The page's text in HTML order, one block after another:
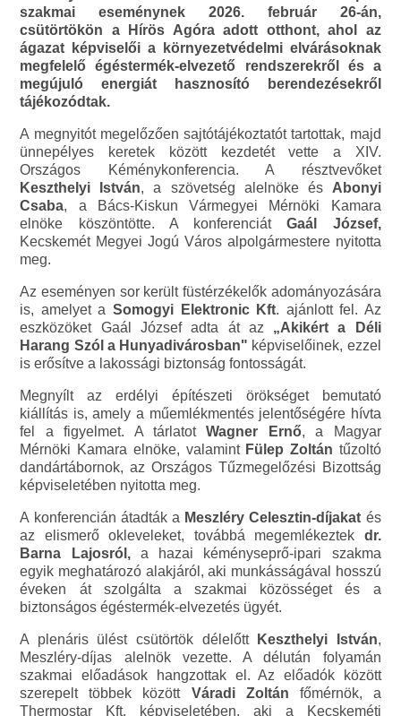
szakmai eseménynek 2026. február 26-án,
csütörtökön a Hírös Agóra adott otthont, ahol az
ágazat képviselői a környezetvédelmi elvárásoknak
megfelelő égéstermék-elvezető rendszerekről és a
megújuló energiát hasznosító berendezésekről
tájékozódtak.
A megnyitót megelőzően sajtótájékoztatót tartottak, majd
ünnepélyes keretek között kezdetét vette a XIV.
Országos Kéménykonferencia. A résztvevőket
Keszthelyi István, a szövetség alelnöke és Abonyi
Csaba, a Bács-Kiskun Vármegyei Mérnöki Kamara
elnöke köszöntötte. A konferenciátGaál József,
Kecskemét Megyei Jogú Város alpolgármestere nyitotta
meg.
Az eseményen sor került füstérzékelők adományozására
is, amelyet a Somogyi Elektronic Kft. ajánlott fel. Az
eszközöket Gaál József adta át az „Akikért a Déli
Harang Szól a Hunyadivárosban" képviselőinek, ezzel
is erősítve a lakossági biztonság fontosságát.
Megnyílt az erdélyi építészeti örökséget bemutató
kiállítás is, amely a műemlékmentés jelentőségére hívta
fel a figyelmet. A tárlatotWagner Ernő, a Magyar
Mérnöki Kamara elnöke, valamint Fülep Zoltán tűzoltó
dandártábornok, az Országos Tűzmegelőzési Bizottság
képviseletében nyitotta meg.
A konferencián átadták a Meszléry Celesztin-díjakat és
az elismerő okleveleket, továbbá megemlékeztek dr.
Barna Lajosról,a hazai kéményseprő-ipari szakma
egyik meghatározó alakjáról, aki munkásságával hosszú
éveken át szolgálta a szakmai közösséget és a
biztonságos égéstermék-elvezetés ügyét.
A plenáris ülést csütörtök délelőtt Keszthelyi István,
Meszléry-díjas alelnök vezette. A délután folyamán
szakmai előadások hangzottak el. Az előadók között
szerepelt többek között Váradi Zoltán főmérnök, a
Thermostar Kft. képviseletében, aki a Kecskeméti